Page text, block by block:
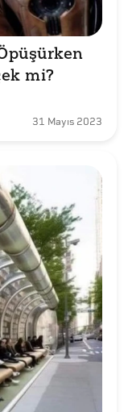
mi?
31 Mayıs 2023